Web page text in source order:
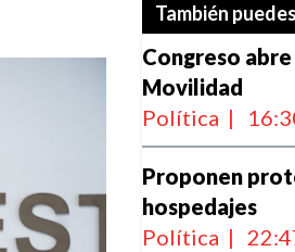
También
Congreso
Movilidad
Política |
Proponen
hospedajes
Política |